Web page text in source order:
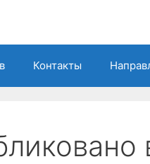
Контакты